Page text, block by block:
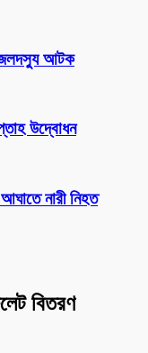
জলদস্যু আটক
উদ্বোধন
নারী নিহত
বিতরণ